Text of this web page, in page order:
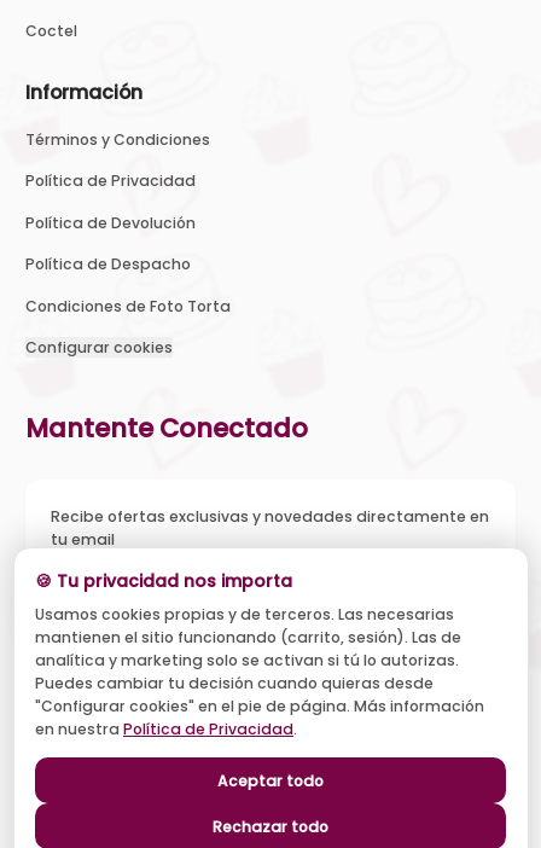
Coctel
Información
Términos y Condiciones
Política de Privacidad
Política de Devolución
Política de Despacho
Condiciones de Foto Torta
Configurar cookies
Mantente Conectado
Recibe ofertas exclusivas y novedades directamente en
tu email
Acepto recibir novedades y ofertas, y el tratamiento de mi
email según la Política de Privacidad . Puedo darme de baja
cuando quiera.
Suscribirse
🍪 Tu privacidad nos importa
Usamos cookies propias y de terceros. Las necesarias
mantienen el sitio funcionando (carrito, sesión). Las de
analítica y marketing solo se activan si tú lo autorizas.
Puedes cambiar tu decisión cuando quieras desde
"Configurar cookies" en el pie de página. Más información
en nuestra Política de Privacidad.
Aceptar todo
Rechazar todo